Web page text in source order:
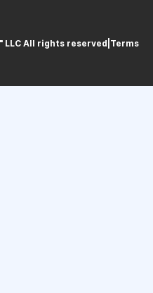
All rights reservedㅤ|ㅤ Terms